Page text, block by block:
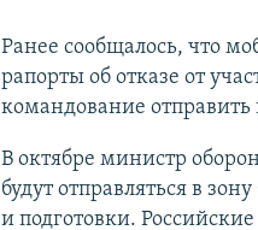
Ранее сообщалось, что
рапорты об отказе от
командование отправить
В октябре министр
будут отправляться в
и подготовки.